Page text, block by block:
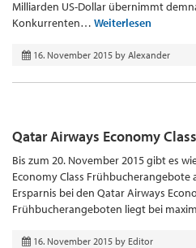
Milliarden US-Dollar übernimmt
Konkurrenten… Weiterlesen
16. November 2015 by Alexander
Qatar Airways Economy
Bis zum 20. November 2015 gibt es
Economy Class Frühbucherangebote
Ersparnis bei den Qatar Airways
Frühbucherangeboten liegt bei
16. November 2015 by Editor